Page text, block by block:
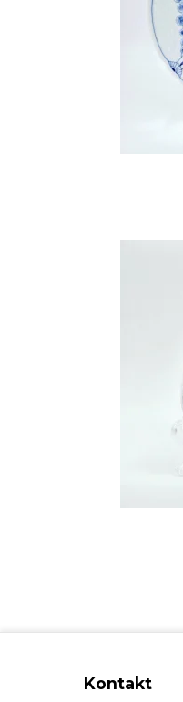
Kontakt